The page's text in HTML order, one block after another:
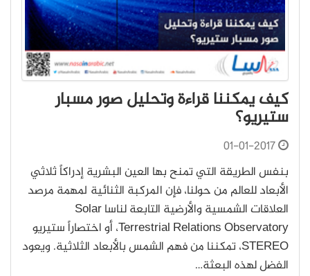
كيف يمكننا قراءة وتحليل صور مسبار
ستيريو؟
01-01-2017
بنفس الطريقة التي تمنح بها العين البشرية إدراكاً ثلاثي
الأبعاد للعالم من حولنا، فإن المركبة الثنائية لمهمة مرصد
العلاقات الشمسية والأرضية التابعة لناسا Solar
Terrestrial Relations Observatory، أو اختصاراً ستيريو
STEREO، تمكننا من فهم الشمس بالأبعاد الثلاثية. ويعود
الفضل لهذه البعثة…